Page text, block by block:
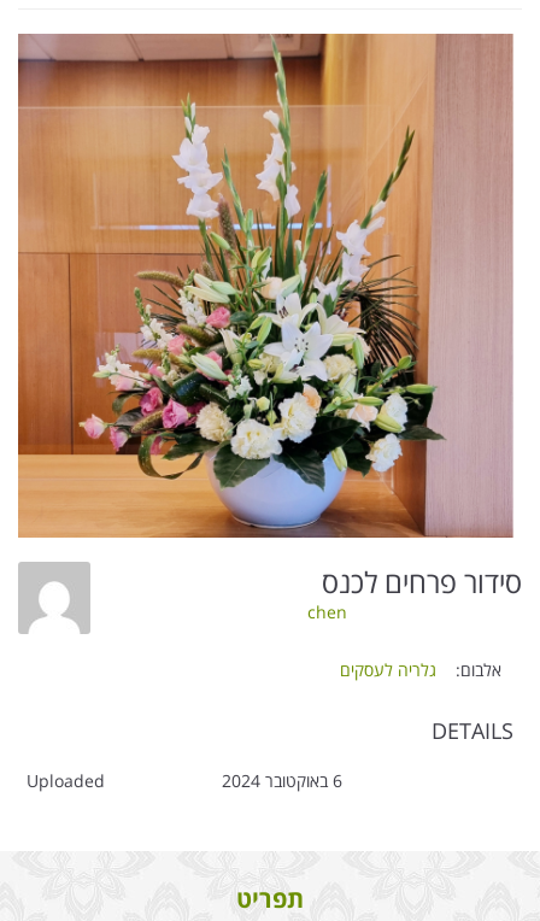
סידור פרחים לכנס
chen
אלבום: גלריה לעסקים
DETAILS
Uploaded 6 באוקטובר 2024
תפריט